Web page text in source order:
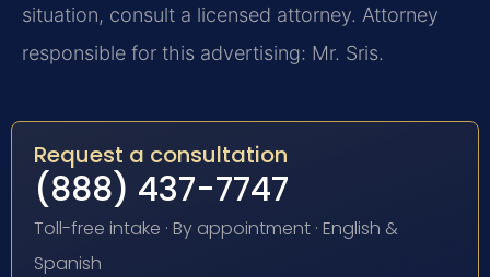
situation, consult a licensed attorney. Attorney
responsible for this advertising: Mr. Sris.
Request a consultation
(888) 437-7747
Toll-free intake · By appointment · English &
Spanish